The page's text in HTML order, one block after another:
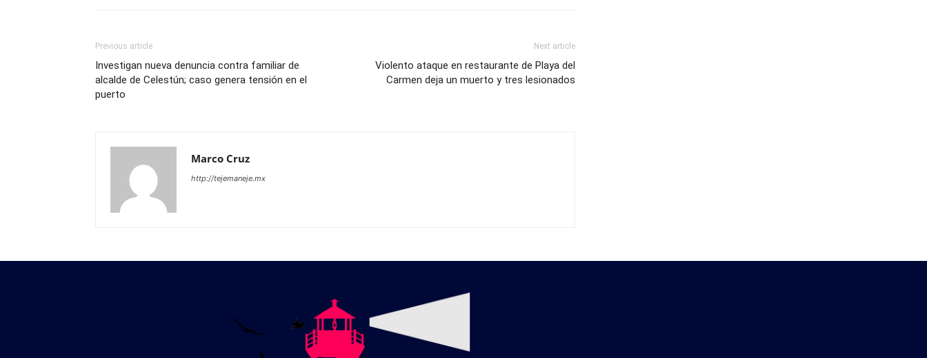
Previous article
Investigan nueva denuncia contra familiar de
alcalde de Celestún; caso genera tensión en el
puerto
Next article
Violento ataque en restaurante de Playa del
Carmen deja un muerto y tres lesionados
Marco Cruz
http://tejemaneje.mx